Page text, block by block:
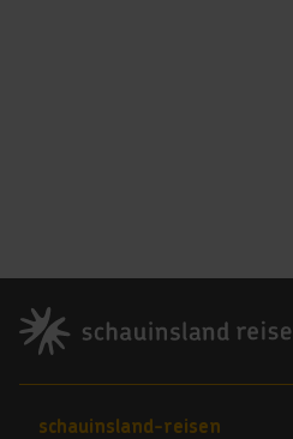
Footer navigation
schauinsland-reisen